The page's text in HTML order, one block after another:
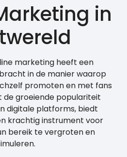
in
marketing heeft een
in de manier waarop
promoten en met fans
de groeiende populariteit
digitale platforms, biedt
krachtig instrument voor
bereik te vergroten en